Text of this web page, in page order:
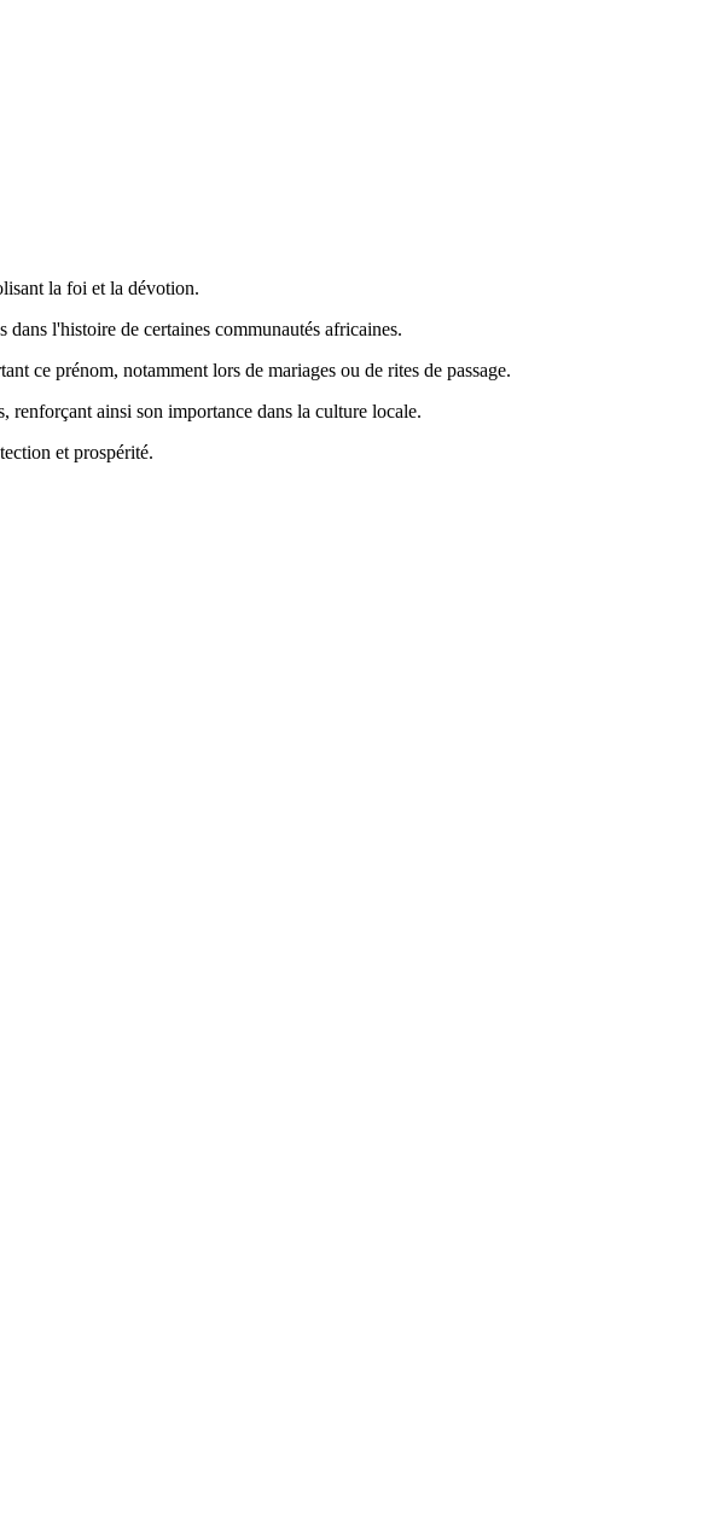
la foi et la dévotion.
l'histoire de certaines communautés africaines.
ce prénom, notamment lors de mariages ou de rites de passage.
renforçant ainsi son importance dans la culture locale.
et prospérité.